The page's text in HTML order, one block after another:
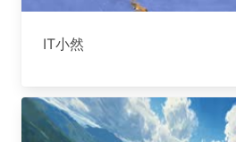
IT小然